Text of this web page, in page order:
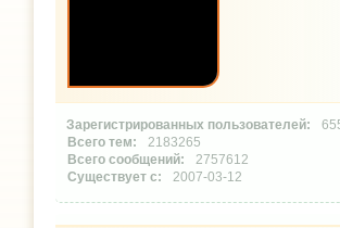
2183265
2757612
2007-03-12